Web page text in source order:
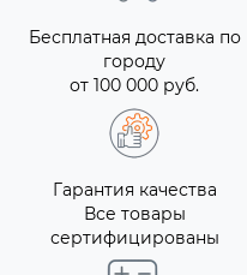
Бесплатная доставка по
городу
от 100 000 руб.
Гарантия качества
Все товары
сертифицированы